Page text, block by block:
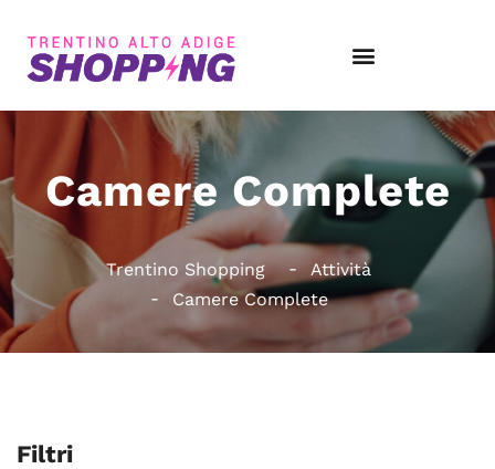
Camere Complete
Trentino Shopping
Attività
Camere Complete
Filtri